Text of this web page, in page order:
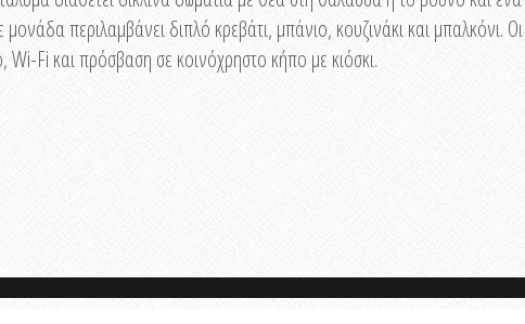
περιλαμβάνει διπλό κρεβάτι, μπάνιο, κουζινάκι και μπαλκόνι. Οι
Wi-Fi και πρόσβαση σε κοινόχρηστο κήπο με κιόσκι.